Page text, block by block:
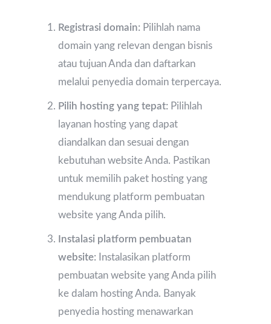
Registrasi domain: Pilihlah nama
domain yang relevan dengan bisnis
atau tujuan Anda dan daftarkan
melalui penyedia domain terpercaya.
Pilih hosting yang tepat: Pilihlah
layanan hosting yang dapat
diandalkan dan sesuai dengan
kebutuhan website Anda. Pastikan
untuk memilih paket hosting yang
mendukung platform pembuatan
website yang Anda pilih.
Instalasi platform pembuatan
website: Instalasikan platform
pembuatan website yang Anda pilih
ke dalam hosting Anda. Banyak
penyedia hosting menawarkan